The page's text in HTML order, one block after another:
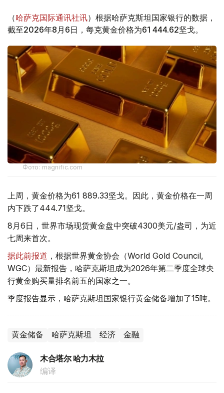
（哈萨克国际通讯社讯）根据哈萨克斯坦国家银行的数据，
截至2026年8月6日，每克黄金价格为61 444.62坚戈。
Фото: magnific.com
上周，黄金价格为61 889.33坚戈。因此，黄金价格在一周
内下跌了444.71坚戈。
8月6日，世界市场现货黄金盘中突破4300美元/盎司，为近
七周来首次。
据此前报道 ，根据世界黄金协会（World Gold Council,
WGC）最新报告，哈萨克斯坦成为2026年第二季度全球央
行黄金购买量排名前五的国家之一。
季度报告显示，哈萨克斯坦国家银行黄金储备增加了15吨。
黄金储备 哈萨克斯坦 经济 金融
木合塔尔 哈力木拉
编译